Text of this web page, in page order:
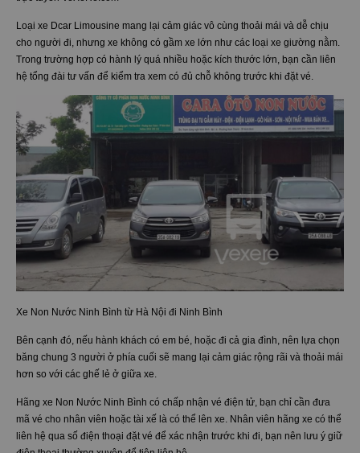
Loại xe Dcar Limousine mang lại cảm giác vô cùng thoải mái và dễ chịu
cho người đi, nhưng xe không có gầm xe lớn như các loại xe giường nằm.
Trong trường hợp có hành lý quá nhiều hoặc kích thước lớn, bạn cần liên
hệ tổng đài tư vấn để kiểm tra xem có đủ chỗ không trước khi đặt vé.
Xe Non Nước Ninh Bình từ Hà Nội đi Ninh Bình
Bên cạnh đó, nếu hành khách có em bé, hoặc đi cả gia đình, nên lựa chọn
băng chung 3 người ở phía cuối sẽ mang lại cảm giác rộng rãi và thoải mái
hơn so với các ghế lẻ ở giữa xe.
Hãng xe Non Nước Ninh Bình có chấp nhận vé điện tử, bạn chỉ cần đưa
mã vé cho nhân viên hoặc tài xế là có thể lên xe. Nhân viên hãng xe có thể
liên hệ qua số điện thoại đặt vé để xác nhận trước khi đi, bạn nên lưu ý giữ